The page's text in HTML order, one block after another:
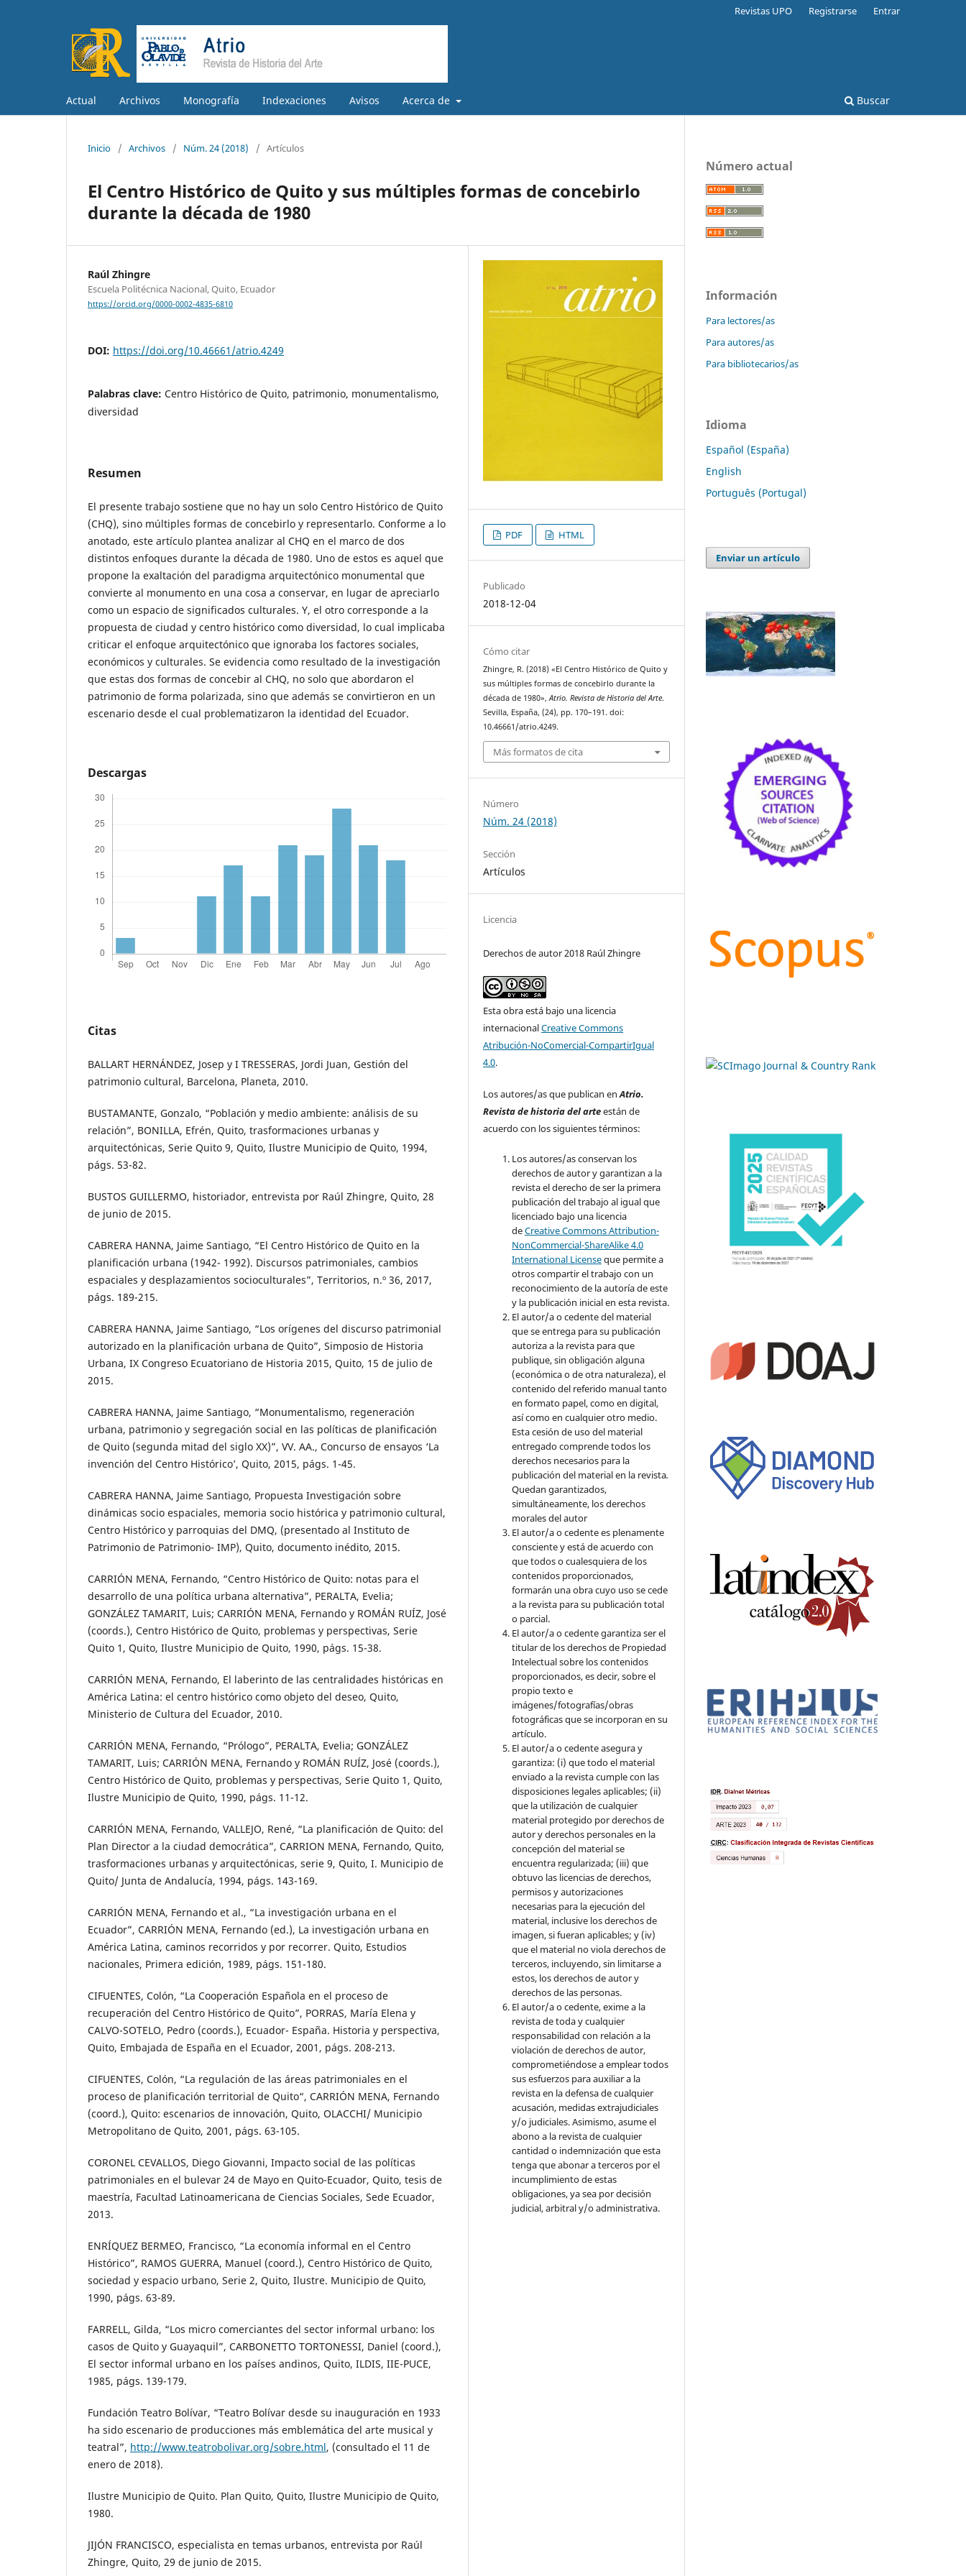
Actual Archivos Monografía Indexaciones Avisos Acerca de Buscar
Revistas UPO Registrarse Entrar
Inicio / Archivos / Núm. 24 (2018) / Artículos
El Centro Histórico de Quito y sus múltiples formas de concebirlo
durante la década de 1980
Raúl Zhingre
Escuela Politécnica Nacional, Quito, Ecuador
https://orcid.org/0000-0002-4835-6810
DOI: https://doi.org/10.46661/atrio.4249
Palabras clave: Centro Histórico de Quito, patrimonio, monumentalismo,
diversidad
Resumen
El presente trabajo sostiene que no hay un solo Centro Histórico de Quito
(CHQ), sino múltiples formas de concebirlo y representarlo. Conforme a lo
anotado, este artículo plantea analizar al CHQ en el marco de dos
distintos enfoques durante la década de 1980. Uno de estos es aquel que
propone la exaltación del paradigma arquitectónico monumental que
convierte al monumento en una cosa a conservar, en lugar de apreciarlo
como un espacio de significados culturales. Y, el otro corresponde a la
propuesta de ciudad y centro histórico como diversidad, lo cual implicaba
criticar el enfoque arquitectónico que ignoraba los factores sociales,
económicos y culturales. Se evidencia como resultado de la investigación
que estas dos formas de concebir al CHQ, no solo que abordaron el
patrimonio de forma polarizada, sino que además se convirtieron en un
escenario desde el cual problematizaron la identidad del Ecuador.
Descargas
Citas
BALLART HERNÁNDEZ, Josep y I TRESSERAS, Jordi Juan, Gestión del
patrimonio cultural, Barcelona, Planeta, 2010.
BUSTAMANTE, Gonzalo, “Población y medio ambiente: análisis de su
relación”, BONILLA, Efrén, Quito, trasformaciones urbanas y
arquitectónicas, Serie Quito 9, Quito, Ilustre Municipio de Quito, 1994,
págs. 53-82.
BUSTOS GUILLERMO, historiador, entrevista por Raúl Zhingre, Quito, 28
de junio de 2015.
CABRERA HANNA, Jaime Santiago, “El Centro Histórico de Quito en la
planificación urbana (1942- 1992). Discursos patrimoniales, cambios
espaciales y desplazamientos socioculturales”, Territorios, n.º 36, 2017,
págs. 189-215.
CABRERA HANNA, Jaime Santiago, “Los orígenes del discurso patrimonial
autorizado en la planificación urbana de Quito”, Simposio de Historia
Urbana, IX Congreso Ecuatoriano de Historia 2015, Quito, 15 de julio de
2015.
CABRERA HANNA, Jaime Santiago, “Monumentalismo, regeneración
urbana, patrimonio y segregación social en las políticas de planificación
de Quito (segunda mitad del siglo XX)”, VV. AA., Concurso de ensayos ‘La
invención del Centro Histórico’, Quito, 2015, págs. 1-45.
CABRERA HANNA, Jaime Santiago, Propuesta Investigación sobre
dinámicas socio espaciales, memoria socio histórica y patrimonio cultural,
Centro Histórico y parroquias del DMQ, (presentado al Instituto de
Patrimonio de Patrimonio- IMP), Quito, documento inédito, 2015.
CARRIÓN MENA, Fernando, “Centro Histórico de Quito: notas para el
desarrollo de una política urbana alternativa”, PERALTA, Evelia;
GONZÁLEZ TAMARIT, Luis; CARRIÓN MENA, Fernando y ROMÁN RUÍZ, José
(coords.), Centro Histórico de Quito, problemas y perspectivas, Serie
Quito 1, Quito, Ilustre Municipio de Quito, 1990, págs. 15-38.
CARRIÓN MENA, Fernando, El laberinto de las centralidades históricas en
América Latina: el centro histórico como objeto del deseo, Quito,
Ministerio de Cultura del Ecuador, 2010.
CARRIÓN MENA, Fernando, “Prólogo”, PERALTA, Evelia; GONZÁLEZ
TAMARIT, Luis; CARRIÓN MENA, Fernando y ROMÁN RUÍZ, José (coords.),
Centro Histórico de Quito, problemas y perspectivas, Serie Quito 1, Quito,
Ilustre Municipio de Quito, 1990, págs. 11-12.
CARRIÓN MENA, Fernando, VALLEJO, René, “La planificación de Quito: del
Plan Director a la ciudad democrática”, CARRION MENA, Fernando, Quito,
trasformaciones urbanas y arquitectónicas, serie 9, Quito, I. Municipio de
Quito/ Junta de Andalucía, 1994, págs. 143-169.
CARRIÓN MENA, Fernando et al., “La investigación urbana en el
Ecuador”, CARRIÓN MENA, Fernando (ed.), La investigación urbana en
América Latina, caminos recorridos y por recorrer. Quito, Estudios
nacionales, Primera edición, 1989, págs. 151-180.
CIFUENTES, Colón, “La Cooperación Española en el proceso de
recuperación del Centro Histórico de Quito”, PORRAS, María Elena y
CALVO-SOTELO, Pedro (coords.), Ecuador- España. Historia y perspectiva,
Quito, Embajada de España en el Ecuador, 2001, págs. 208-213.
CIFUENTES, Colón, “La regulación de las áreas patrimoniales en el
proceso de planificación territorial de Quito“, CARRIÓN MENA, Fernando
(coord.), Quito: escenarios de innovación, Quito, OLACCHI/ Municipio
Metropolitano de Quito, 2001, págs. 63-105.
CORONEL CEVALLOS, Diego Giovanni, Impacto social de las políticas
patrimoniales en el bulevar 24 de Mayo en Quito-Ecuador, Quito, tesis de
maestría, Facultad Latinoamericana de Ciencias Sociales, Sede Ecuador,
2013.
ENRÍQUEZ BERMEO, Francisco, “La economía informal en el Centro
Histórico”, RAMOS GUERRA, Manuel (coord.), Centro Histórico de Quito,
sociedad y espacio urbano, Serie 2, Quito, Ilustre. Municipio de Quito,
1990, págs. 63-89.
FARRELL, Gilda, “Los micro comerciantes del sector informal urbano: los
casos de Quito y Guayaquil”, CARBONETTO TORTONESSI, Daniel (coord.),
El sector informal urbano en los países andinos, Quito, ILDIS, IIE-PUCE,
1985, págs. 139-179.
Fundación Teatro Bolívar, “Teatro Bolívar desde su inauguración en 1933
ha sido escenario de producciones más emblemática del arte musical y
teatral”, http://www.teatrobolivar.org/sobre.html, (consultado el 11 de
enero de 2018).
Ilustre Municipio de Quito. Plan Quito, Quito, Ilustre Municipio de Quito,
1980.
JIJÓN FRANCISCO, especialista en temas urbanos, entrevista por Raúl
Zhingre, Quito, 29 de junio de 2015.
PDF HTML
Publicado
2018-12-04
Cómo citar
Zhingre, R. (2018) «El Centro Histórico de Quito y
sus múltiples formas de concebirlo durante la
década de 1980»,Atrio. Revista de Historia del Arte.
Sevilla, España, (24), pp. 170–191. doi:
10.46661/atrio.4249.
Más formatos de cita
Número
Núm. 24 (2018)
Sección
Artículos
Licencia
Derechos de autor 2018 Raúl Zhingre
Esta obra está bajo una licencia
internacionalCreative Commons
Atribución-NoComercial-CompartirIgual
4.0.
Los autores/as que publican enAtrio.
Revista de historia del arteestán de
acuerdo con los siguientes términos:
Los autores/as conservan los
derechos de autor y garantizan a la
revista el derecho de ser la primera
publicación del trabajo al igual que
licenciado bajo una licencia
deCreative Commons Attribution-
NonCommercial-ShareAlike 4.0
International Licenseque permite a
otros compartir el trabajo con un
reconocimiento de la autoría de este
y la publicación inicial en esta revista.
El autor/a o cedente del material
que se entrega para su publicación
autoriza a la revista para que
publique, sin obligación alguna
(económica o de otra naturaleza), el
contenido del referido manual tanto
en formato papel, como en digital,
así como en cualquier otro medio.
Esta cesión de uso del material
entregado comprende todos los
derechos necesarios para la
publicación del material en la revista.
Quedan garantizados,
simultáneamente, los derechos
morales del autor
El autor/a o cedente es plenamente
consciente y está de acuerdo con
que todos o cualesquiera de los
contenidos proporcionados,
formarán una obra cuyo uso se cede
a la revista para su publicación total
o parcial.
El autor/a o cedente garantiza ser el
titular de los derechos de Propiedad
Intelectual sobre los contenidos
proporcionados, es decir, sobre el
propio texto e
imágenes/fotografías/obras
fotográficas que se incorporan en su
artículo.
El autor/a o cedente asegura y
garantiza: (i) que todo el material
enviado a la revista cumple con las
disposiciones legales aplicables; (ii)
que la utilización de cualquier
material protegido por derechos de
autor y derechos personales en la
concepción del material se
encuentra regularizada; (iii) que
obtuvo las licencias de derechos,
permisos y autorizaciones
necesarias para la ejecución del
material, inclusive los derechos de
imagen, si fueran aplicables; y (iv)
que el material no viola derechos de
terceros, incluyendo, sin limitarse a
estos, los derechos de autor y
derechos de las personas.
El autor/a o cedente, exime a la
revista de toda y cualquier
responsabilidad con relación a la
violación de derechos de autor,
comprometiéndose a emplear todos
sus esfuerzos para auxiliar a la
revista en la defensa de cualquier
acusación, medidas extrajudiciales
y/o judiciales. Asimismo, asume el
abono a la revista de cualquier
cantidad o indemnización que esta
tenga que abonar a terceros por el
incumplimiento de estas
obligaciones, ya sea por decisión
judicial, arbitral y/o administrativa.
Número actual
Información
Para lectores/as
Para autores/as
Para bibliotecarios/as
Idioma
Español (España)
English
Português (Portugal)
Enviar un artículo